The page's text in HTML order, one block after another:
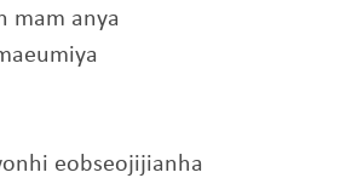
mam anya
eobseojijianha